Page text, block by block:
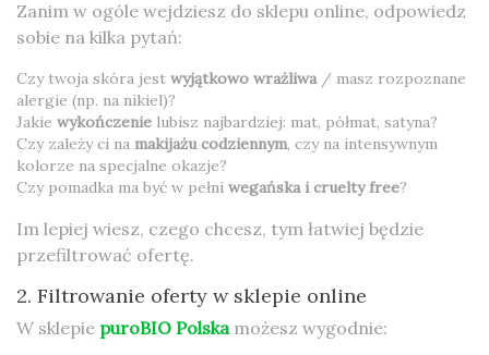
Zanim w ogóle wejdziesz do sklepu online, odpowiedz
sobie na kilka pytań:
Czy twoja skóra jest wyjątkowo wrażliwa/ masz rozpoznane
alergie (np. na nikiel)?
Jakie wykończenie lubisz najbardziej: mat, półmat, satyna?
Czy zależy ci na makijażu codziennym, czy na intensywnym
kolorze na specjalne okazje?
Czy pomadka ma być w pełni wegańska i cruelty free?
Im lepiej wiesz, czego chcesz, tym łatwiej będzie
przefiltrować ofertę.
2. Filtrowanie oferty w sklepie online
W sklepie puroBIO Polskamożesz wygodnie: